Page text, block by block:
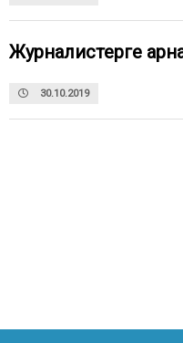
Журналистерге
30.10.2019